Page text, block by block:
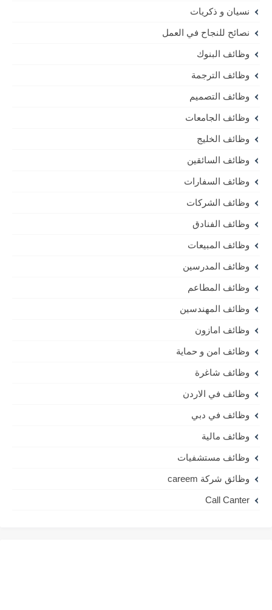
نسيان و ذكريات
نصائح للنجاح في العمل
وظائف البنوك
وظائف الترجمة
وظائف التصميم
وظائف الجامعات
وظائف الخليج
وظائف السائقين
وظائف السفارات
وظائف الشركات
وظائف الفنادق
وظائف المبيعات
وظائف المدرسين
وظائف المطاعم
وظائف المهندسين
وظائف امازون
وظائف امن و حماية
وظائف شاغرة
وظائف في الاردن
وظائف في دبي
وظائف مالية
وظائف مستشفيات
وظائق شركة careem
Call Canter